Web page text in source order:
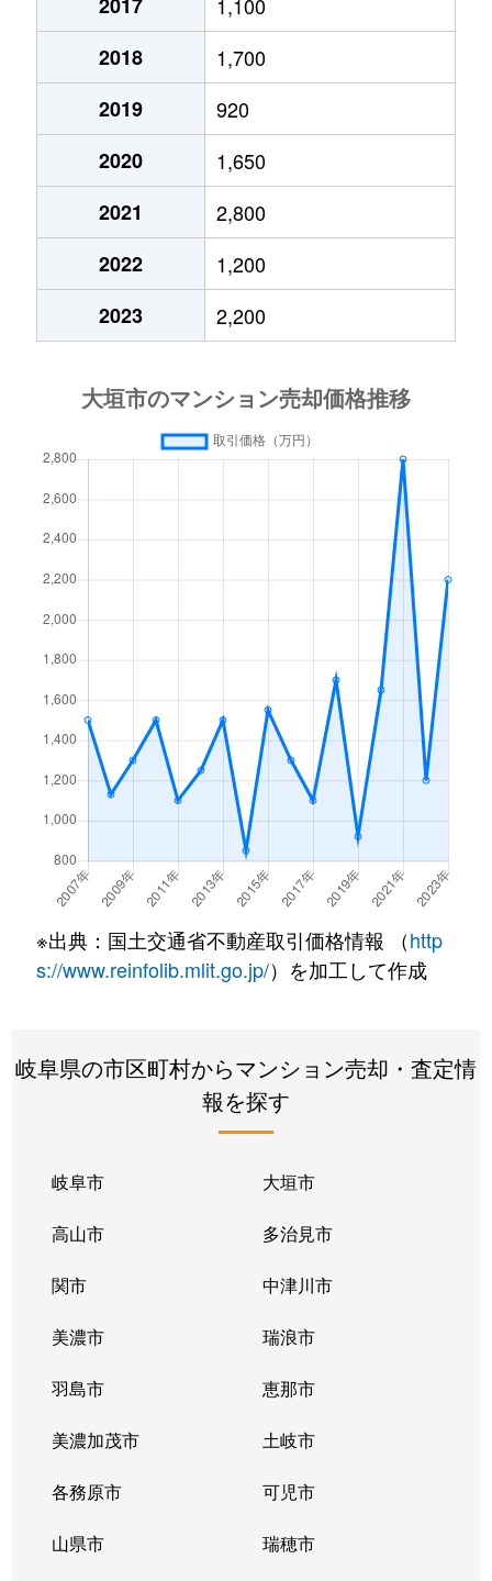
2018
1,700
2019
920
2020
1,650
2021
2,800
2022
1,200
2023
2,200
※出典：国土交通省不動産取引価格情報 （http
s://www.reinfolib.mlit.go.jp/）を加工して作成
岐阜県の市区町村からマンション売却・査定情
報を探す
岐阜市 大垣市
高山市 多治見市
関市 中津川市
美濃市 瑞浪市
羽島市 恵那市
美濃加茂市 土岐市
各務原市 可児市
山県市 瑞穂市